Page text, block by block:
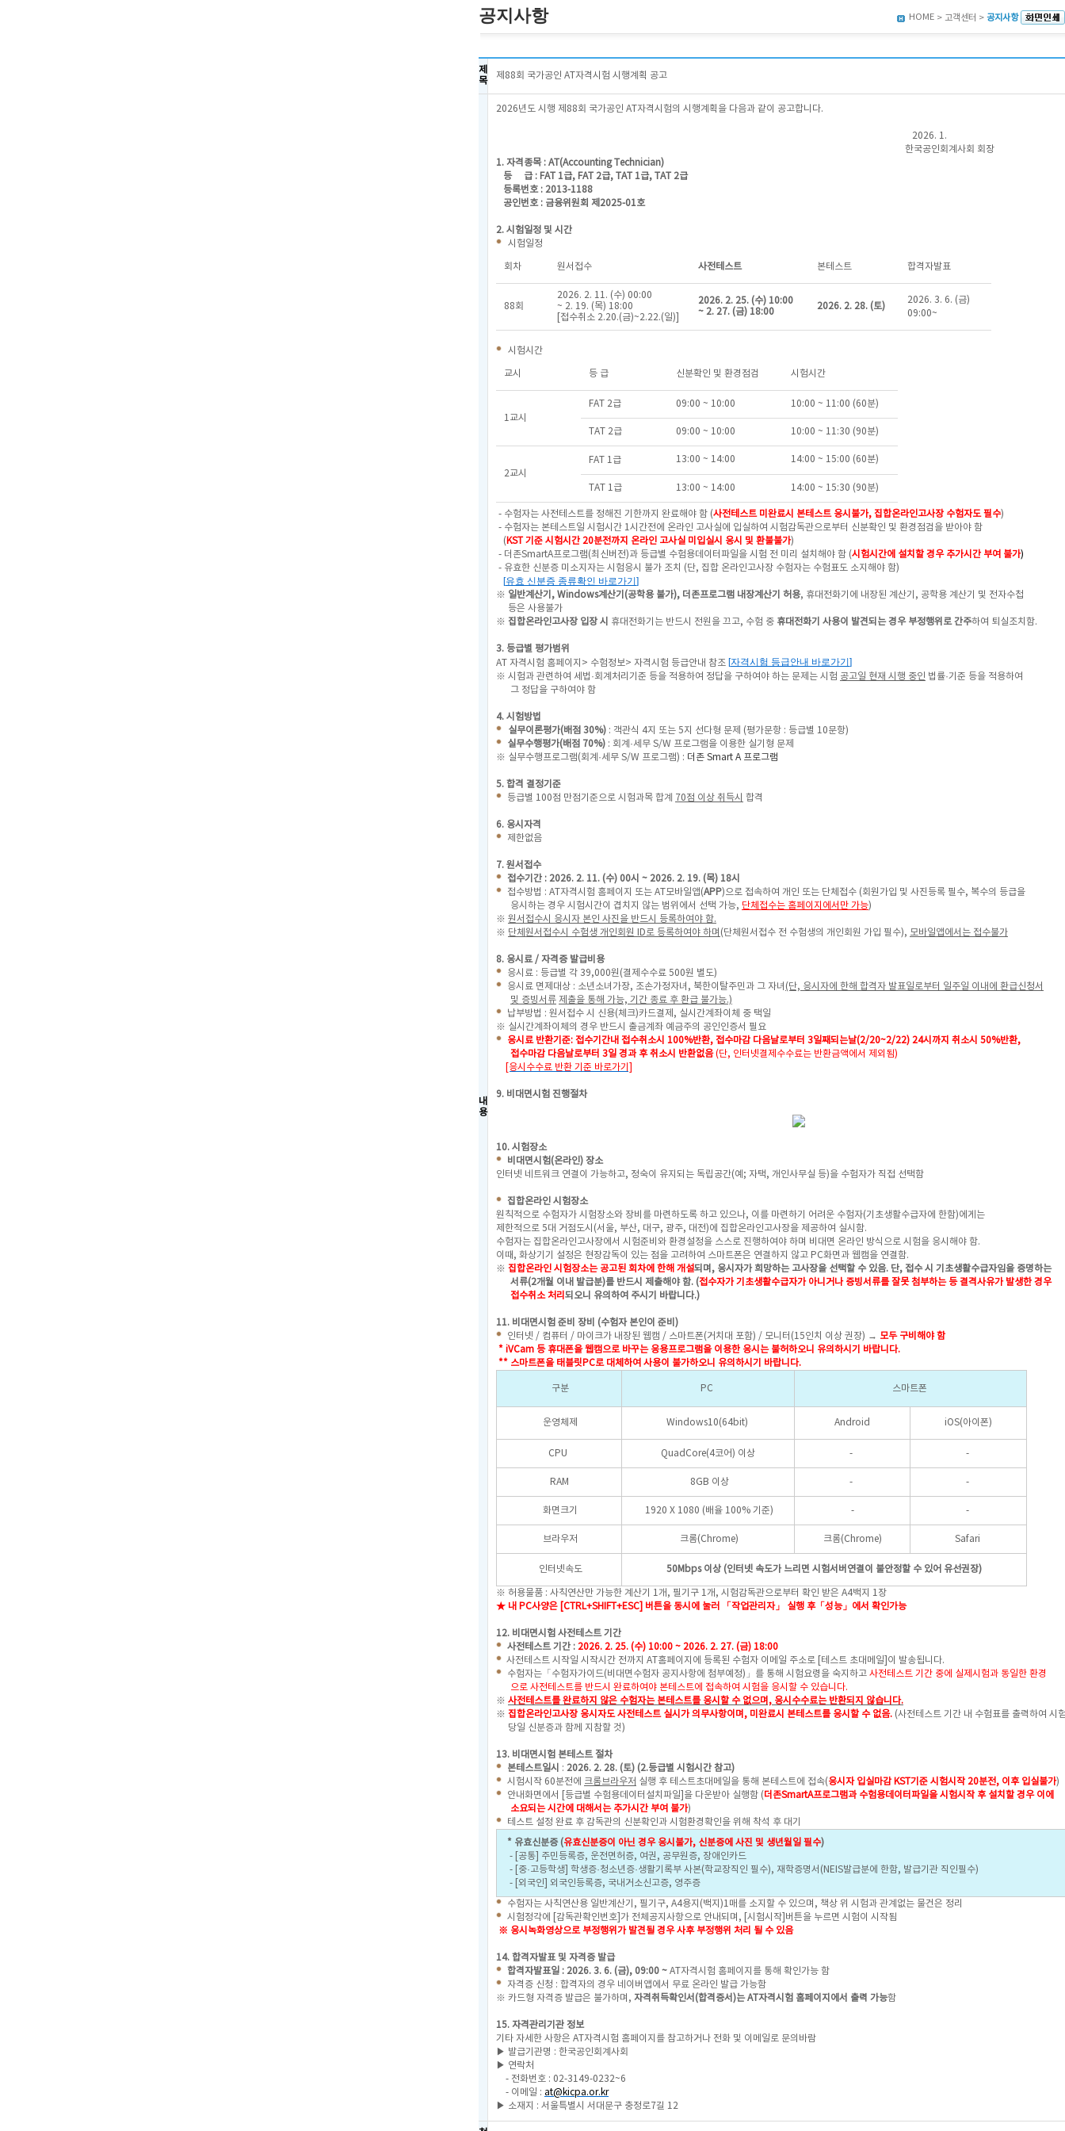
공지사항 HOME > 고객센터 > 공지사항
제
목
제88회 국가공인 AT자격시험 시행계획 공고
내
용
2026년도 시행 제88회 국가공인 AT자격시험의 시행계획을 다음과 같이 공고합니다.
2026. 1.
한국공인회계사회 회장
1. 자격종목 : AT(Accounting Technician)
등 급 : FAT 1급, FAT 2급, TAT 1급, TAT 2급
등록번호 : 2013-1188
공인번호 : 금융위원회 제2025-01호
2. 시험일정 및 시간
시험일정
회차 원서접수 사전테스트 본테스트 합격자발표
88회
2026. 2. 11. (수) 00:00
~ 2. 19. (목) 18:00
[접수취소 2.20.(금)~2.22.(일)]
2026. 2. 25. (수) 10:00
~ 2. 27. (금) 18:00
2026. 2. 28. (토)
2026. 3. 6. (금)
09:00~
시험시간
교시 등 급 신분확인 및 환경점검 시험시간
1교시
FAT 2급 09:00 ~ 10:00 10:00 ~ 11:00 (60분)
TAT 2급 09:00 ~ 10:00 10:00 ~ 11:30 (90분)
2교시
FAT 1급 13:00 ~ 14:00 14:00 ~ 15:00 (60분)
TAT 1급 13:00 ~ 14:00 14:00 ~ 15:30 (90분)
- 수험자는 사전테스트를 정해진 기한까지 완료해야 함 (사전테스트 미완료시 본테스트 응시불가, 집합온라인고사장 수험자도 필수)
- 수험자는 본테스트일 시험시간 1시간전에 온라인 고사실에 입실하여 시험감독관으로부터 신분확인 및 환경점검을 받아야 함
( KST 기준 시험시간 20분전까지 온라인 고사실 미입실시 응시 및 환불불가)
- 더존SmartA프로그램(최신버전)과 등급별 수험용데이터파일을 시험 전 미리 설치해야 함 (시험시간에 설치할 경우 추가시간 부여 불가)
- 유효한 신분증 미소지자는 시험응시 불가 조치
(단, 집합 온라인고사장 수험자는 수험표도 소지해야 함)
[유효 신분증 종류확인 바로가기 ]
※ 일반계산기, Windows계산기(공학용 불가), 더존프로그램 내장계산기 허용, 휴대전화기에 내장된 계산기, 공학용 계산기 및 전자수첩
등은 사용불가
※ 집합온라인고사장 입장 시 휴대전화기는 반드시 전원을 끄고, 수험 중 휴대전화기 사용이 발견되는 경우 부정행위로 간주하여 퇴실조치함.
3. 등급별 평가범위
AT 자격시험 홈페이지> 수험정보> 자격시험 등급안내 참조 [자격시험 등급안내 바로가기 ]
※ 시험과 관련하여 세법·회계처리기준 등을 적용하여 정답을 구하여야 하는 문제는 시험 공고일 현재 시행 중인 법률·기준 등을 적용하여
그 정답을 구하여야 함
4. 시험방법
실무이론평가(배점 30%) : 객관식 4지 또는 5지 선다형 문제 (평가문항 : 등급별 10문항)
실무수행평가(배점 70%) : 회계·세무 S/W 프로그램을 이용한 실기형 문제
※ 실무수행프로그램(회계·세무 S/W 프로그램) : 더존 Smart A 프로그램
5. 합격 결정기준
등급별 100점 만점기준으로 시험과목 합계 70점 이상 취득시 합격
6. 응시자격
제한없음
7. 원서접수
접수기간 : 2026. 2. 11. (수) 00시 ~ 2026. 2. 19. (목) 18시
접수방법 : AT자격시험 홈페이지 또는 AT모바일앱(APP)으로 접속하여 개인 또는 단체접수 (회원가입 및 사진등록 필수, 복수의 등급을
응시하는 경우 시험시간이 겹치지 않는 범위에서 선택 가능, 단체접수는 홈페이지에서만 가능)
※ 원서접수시 응시자 본인 사진을 반드시 등록하여야 함.
※ 단체원서접수시 수험생 개인회원 ID로 등록하여야 하며 (단체원서접수 전 수험생의 개인회원 가입 필수), 모바일앱에서는 접수불가
8. 응시료 / 자격증 발급비용
응시료 : 등급별 각 39,000원(결제수수료 500원 별도)
응시료 면제대상 : 소년소녀가장, 조손가정자녀, 북한이탈주민과 그 자녀 (단, 응시자에 한해 합격자 발표일로부터 일주일 이내에 환급신청서
및 증빙서류 제출을 통해 가능, 기간 종료 후 환급 불가능.)
납부방법 : 원서접수 시 신용(체크)카드결제, 실시간계좌이체 중 택일
※ 실시간계좌이체의 경우 반드시 출금계좌 예금주의 공인인증서 필요
응시료 반환기준: 접수기간내 접수취소시 100%반환, 접수마감 다음날로부터 3일째되는날(2/20~2/22) 24시까지 취소시 50%반환,
접수마감 다음날로부터 3일 경과 후 취소시 반환없음(단, 인터넷결제수수료는 반환금액에서 제외됨)
[응시수수료 반환 기준 바로가기]
9. 비대면시험 진행절차
10. 시험장소
비대면시험(온라인) 장소
인터넷 네트워크 연결이 가능하고, 정숙이 유지되는 독립공간(예; 자택, 개인사무실 등)을 수험자가 직접 선택함
집합온라인 시험장소
원칙적으로 수험자가 시험장소와 장비를 마련하도록 하고 있으나, 이를 마련하기 어려운 수험자(기초생활수급자에 한함)에게는
제한적으로 5대 거점도시(서울, 부산, 대구, 광주, 대전)에 집합온라인고사장을 제공하여 실시함.
수험자는 집합온라인고사장에서 시험준비와 환경설정을 스스로 진행하여야 하며 비대면 온라인 방식으로 시험을 응시해야 함.
이때, 화상기기 설정은 현장감독이 있는 점을 고려하여 스마트폰은 연결하지 않고 PC화면과 웹캠을 연결함.
※ 집합온라인 시험장소는 공고된 회차에 한해 개설되며, 응시자가 희망하는 고사장을 선택할 수 있음. 단, 접수 시 기초생활수급자임을 증명하는
서류(2개월 이내 발급분)를 반드시 제출해야 함. (접수자가 기초생활수급자가 아니거나 증빙서류를 잘못 첨부하는 등 결격 사유가 발생한 경우
접수취소 처리 되오니 유의하여 주시기 바랍니다.)
11. 비대면시험 준비 장비 (수험자 본인이 준비)
인터넷 / 컴퓨터 / 마이크가 내장된 웹캠 / 스마트폰(거치대 포함) / 모니터(15인치 이상 권장) → 모두 구비해야 함
* iVCam 등 휴대폰을 웹캠으로 바꾸는 응용프로그램을 이용한 응시는 불허하오니 유의하시기 바랍니다.
** 스마트폰을 태블릿PC로 대체하여 사용이 불가하오니 유의하시기 바랍니다.
구분 PC 스마트폰
운영체제 Windows10(64bit) Android iOS(아이폰)
CPU QuadCore(4코어) 이상 - -
RAM 8GB 이상 - -
화면크기 1920 X 1080 (배율 100% 기준) - -
브라우저 크롬(Chrome) 크롬(Chrome) Safari
인터넷속도 50Mbps 이상 (인터넷 속도가 느리면 시험서버연결이 불안정할 수 있어 유선권장)
※ 허용물품 : 사칙연산만 가능한 계산기 1개, 필기구 1개, 시험감독관으로부터 확인 받은 A4백지 1장
★ 내 PC사양은 [CTRL+SHIFT+ESC] 버튼을 동시에 눌러 「작업관리자」 실행 후「성능」에서 확인가능
12. 비대면시험 사전테스트 기간
사전테스트 기간 : 2026. 2. 25. (수) 10:00 ~ 2026. 2. 27. (금) 18:00
사전테스트 시작일 시작시간 전까지 AT홈페이지에 등록된 수험자 이메일 주소로 [테스트 초대메일]이 발송됩니다.
수험자는「수험자가이드(비대면수험자 공지사항에 첨부예정)」를 통해 시험요령을 숙지하고 사전테스트 기간 중에 실제시험과 동일한 환경
으로 사전테스트를 반드시 완료하여야 본테스트에 접속하여 시험을 응시할 수 있습니다.
※ 사전테스트를 완료하지 않은 수험자는 본테스트를 응시할 수 없으며, 응시수수료는 반환되지 않습니다.
※ 집합온라인고사장 응시자도 사전테스트 실시가 의무사항이며, 미완료시 본테스트를 응시할 수 없음. (사전테스트 기간 내 수험표를 출력하여 시
당일 신분증과 함께 지참할 것)
13. 비대면시험 본테스트 절차
본테스트일시 : 2026. 2. 28. (토) (2.등급별 시험시간 참고)
시험시작 60분전에 크롬브라우저 실행 후 테스트초대메일을 통해 본테스트에 접속(응시자 입실마감 KST기준 시험시작 20분전, 이후 입실불가)
안내화면에서 [등급별 수험용데이터설치파일]을 다운받아 실행함 (더존SmartA프로그램과 수험용데이터파일을 시험시작 후 설치할 경우 이에
소요되는 시간에 대해서는 추가시간 부여 불가)
테스트 설정 완료 후 감독관의 신분확인과 시험환경확인을 위해 착석 후 대기
* 유효신분증 (유효신분증이 아닌 경우 응시불가, 신분증에 사진 및 생년월일 필수)
- [공통] 주민등록증, 운전면허증, 여권, 공무원증, 장애인카드
- [중·고등학생] 학생증·청소년증·생활기록부 사본(학교장직인 필수), 재학증명서(NEIS발급분에 한함, 발급기관 직인필수)
- [외국인] 외국인등록증, 국내거소신고증, 영주증
수험자는 사칙연산용 일반계산기, 필기구, A4용지(백지)1매를 소지할 수 있으며, 책상 위 시험과 관계없는 물건은 정리
시험정각에 [감독관확인번호]가 전체공지사항으로 안내되며, [시험시작]버튼을 누르면 시험이 시작됨
※ 응시녹화영상으로 부정행위가 발견될 경우 사후 부정행위 처리 될 수 있음
14. 합격자발표 및 자격증 발급
합격자발표일 : 2026. 3. 6. (금), 09:00 ~ AT자격시험 홈페이지를 통해 확인가능 함
자격증 신청 : 합격자의 경우 네이버앱에서 무료 온라인 발급 가능함
※ 카드형 자격증 발급은 불가하며, 자격취득확인서(합격증서)는 AT자격시험 홈페이지에서 출력 가능함
15. 자격관리기관 정보
기타 자세한 사항은 AT자격시험 홈페이지를 참고하거나 전화 및 이메일로 문의바람
▶ 발급기관명 : 한국공인회계사회
▶ 연락처
- 전화번호 : 02-3149-0232~6
- 이메일 : at@kicpa.or.kr
▶ 소재지 : 서울특별시 서대문구 충정로7길 12